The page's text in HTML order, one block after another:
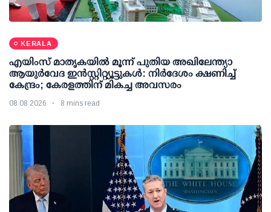
KERALA
എയിംസ് മാതൃകയില്‍ മൂന്ന് പുതിയ അഖിലേന്ത്യാ
ആയുര്‍വേദ ഇന്‍സ്റ്റിറ്റ്യൂട്ടുകള്‍: നിര്‍ദേശം ക്ഷണിച്ച്
കേന്ദ്രം; കേരളത്തിന് മികച്ച അവസരം
08 08 2026 8 mins read